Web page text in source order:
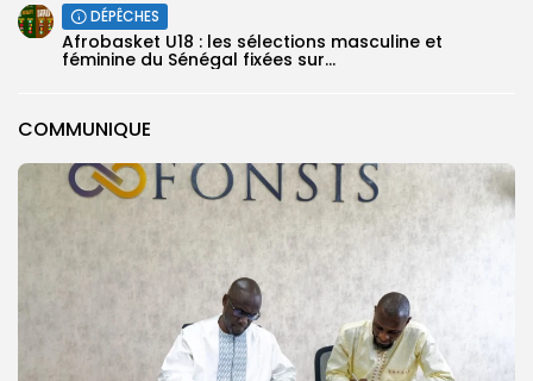
COMMUNIQUE
DÉPÊCHES
‎Afrobasket U18 : les sélections masculine et
féminine du Sénégal fixées sur...